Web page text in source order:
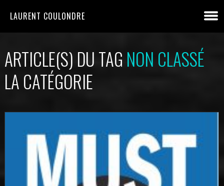
LAURENT COULONDRE
ARTICLE(S) DU TAG NON CLASSÉ
LA CATÉGORIE